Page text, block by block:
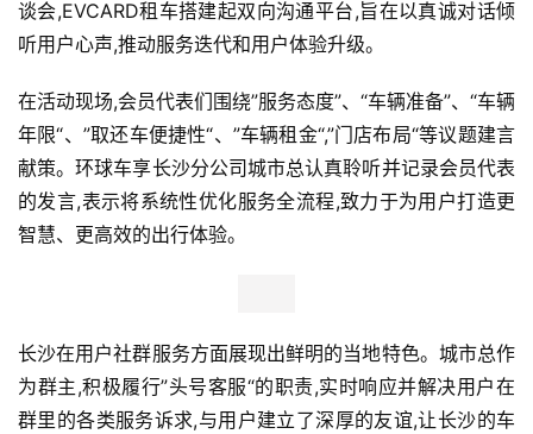
谈会,EVCARD租车搭建起双向沟通平台,旨在以真诚对话倾
听用户心声,推动服务迭代和用户体验升级。
在活动现场,会员代表们围绕”服务态度”、“车辆准备”、“车辆
年限“、”取还车便捷性“、”车辆租金“,”门店布局“等议题建言
献策。环球车享长沙分公司城市总认真聆听并记录会员代表
的发言,表示将系统性优化服务全流程,致力于为用户打造更
智慧、更高效的出行体验。
长沙在用户社群服务方面展现出鲜明的当地特色。城市总作
为群主,积极履行”头号客服“的职责,实时响应并解决用户在
群里的各类服务诉求,与用户建立了深厚的友谊,让长沙的车